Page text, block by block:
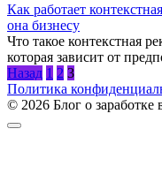
Как работает
она бизнесу
Что такое контекстная
которая зависит от
Пагинация
записей
Назад 1 2 3
Политика
© 2026 Блог о заработке